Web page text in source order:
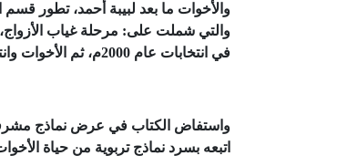
والأخوات ما بعد لبيبة أحمد، تطور قسم
والتي شملت على: مرحلة غياب
في انتخابات عام 2000م، ثم الأخوات وانتخابات 2005م، ثم الأخوات في عام 2010م.
واستفاض الكتاب في عرض نماذج
اتبعه بسرد نماذج تربوية من حياة